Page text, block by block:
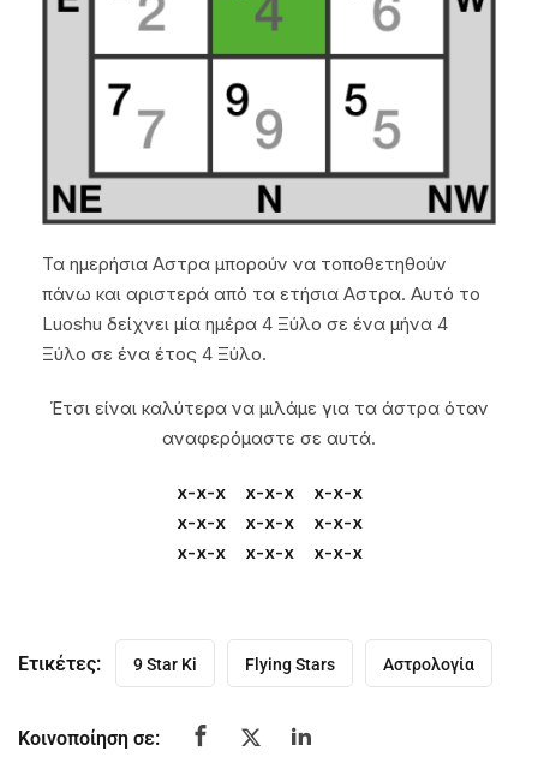
Τα ημερήσια Αστρα μπορούν να τοποθετηθούν
πάνω και αριστερά από τα ετήσια Αστρα. Αυτό το
Luoshu δείχνει μία ημέρα 4 Ξύλο σε ένα μήνα 4
Ξύλο σε ένα έτος 4 Ξύλο.
Έτσι είναι καλύτερα να μιλάμε για τα άστρα όταν
αναφερόμαστε σε αυτά.
x-x-x x-x-x x-x-x
x-x-x x-x-x x-x-x
x-x-x x-x-x x-x-x
Ετικέτες: 9 Star Ki Flying Stars Αστρολογία
Κοινοποίηση σε: